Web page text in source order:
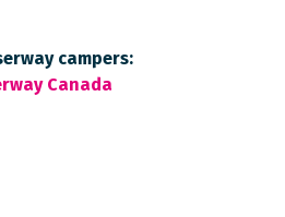
campers:
Canada